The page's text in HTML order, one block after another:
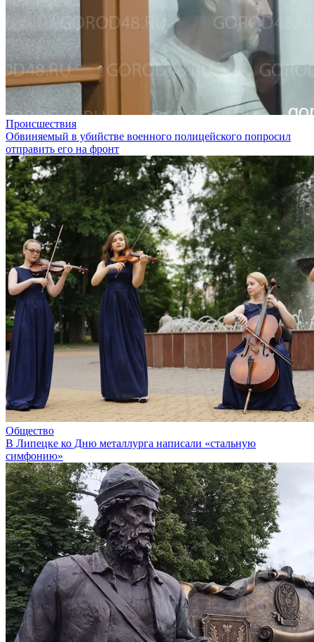
Происшествия
Обвиняемый в убийстве военного полицейского попросил
отправить его на фронт
Общество
В Липецке ко Дню металлурга написали «стальную
симфонию»